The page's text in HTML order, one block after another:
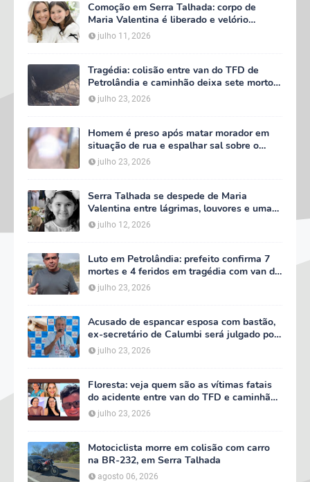
Comoção em Serra Talhada: corpo de
Maria Valentina é liberado e velório
começa às 5h deste domingo
julho 11, 2026
Tragédia: colisão entre van do TFD de
Petrolândia e caminhão deixa sete mortos
em Floresta
julho 23, 2026
Homem é preso após matar morador em
situação de rua e espalhar sal sobre o
corpo em Serra Talhada
julho 23, 2026
Serra Talhada se despede de Maria
Valentina entre lágrimas, louvores e uma
multidão que caminhou ao lado da família
julho 12, 2026
Luto em Petrolândia: prefeito confirma 7
mortes e 4 feridos em tragédia com van do
TFD e decreta três dias de luto oficial
julho 23, 2026
Acusado de espancar esposa com bastão,
ex-secretário de Calumbi será julgado por
tentativa de feminicídio
julho 23, 2026
Floresta: veja quem são as vítimas fatais
do acidente entre van do TFD e caminhão
na PE-360
julho 23, 2026
Motociclista morre em colisão com carro
na BR-232, em Serra Talhada
agosto 06, 2026